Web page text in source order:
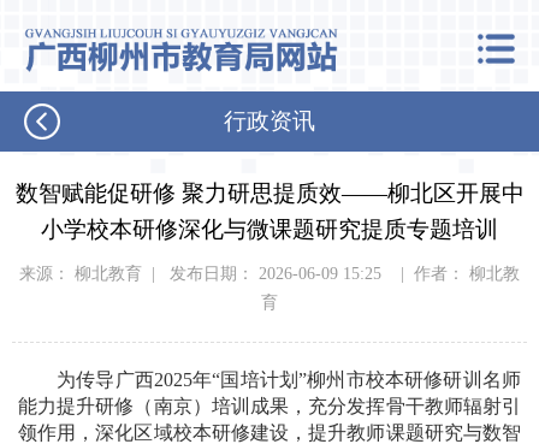
行政资讯
数智赋能促研修 聚力研思提质效——柳北区开展中
小学校本研修深化与微课题研究提质专题培训
来源： 柳北教育 | 发布日期： 2026-06-09 15:25 | 作者： 柳北教
育
为传导广西2025年“国培计划”柳州市校本研修研训名师
能力提升研修（南京）培训成果，充分发挥骨干教师辐射引
领作用，深化区域校本研修建设，提升教师课题研究与数智